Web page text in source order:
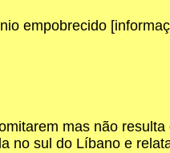
empobrecido
mas não
no sul do Líbano e